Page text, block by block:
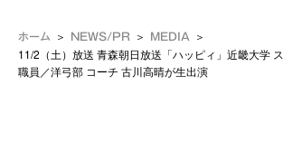
ホーム NEWS/PR MEDIA
11/2（土）放送 青森朝日放送「ハッピィ」近畿大学
職員／洋弓部 コーチ 古川高晴が生出演